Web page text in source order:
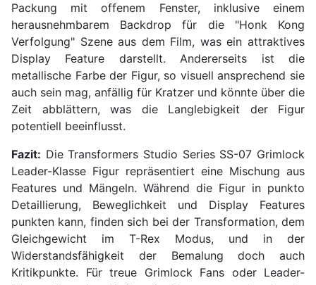
Packung mit offenem Fenster, inklusive einem
herausnehmbarem Backdrop für die "Honk Kong
Verfolgung" Szene aus dem Film, was ein attraktives
Display Feature darstellt. Andererseits ist die
metallische Farbe der Figur, so visuell ansprechend sie
auch sein mag, anfällig für Kratzer und könnte über die
Zeit abblättern, was die Langlebigkeit der Figur
potentiell beeinflusst.
Fazit: Die Transformers Studio Series SS-07 Grimlock
Leader-Klasse Figur repräsentiert eine Mischung aus
Features und Mängeln. Während die Figur in punkto
Detaillierung, Beweglichkeit und Display Features
punkten kann, finden sich bei der Transformation, dem
Gleichgewicht im T-Rex Modus, und in der
Widerstandsfähigkeit der Bemalung doch auch
Kritikpunkte. Für treue Grimlock Fans oder Leader-